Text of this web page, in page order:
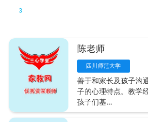
3
陈老师
四川师范大学
善于和家长及孩子沟
子的心理特点。教学
孩子们基...